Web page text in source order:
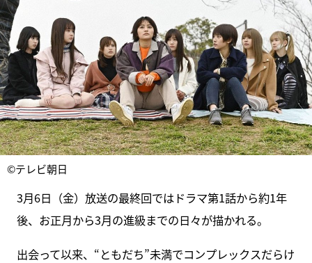
©テレビ朝日
3月6日（金）放送の最終回ではドラマ第1話から約1年
後、お正月から3月の進級までの日々が描かれる。
出会って以来、“ともだち”未満でコンプレックスだらけ